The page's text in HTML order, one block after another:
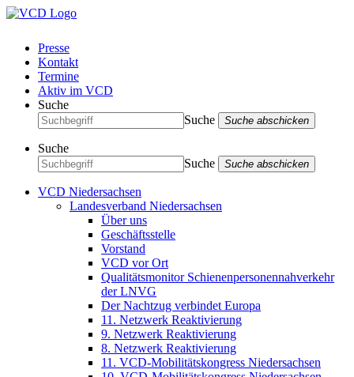
Presse
Kontakt
Termine
Aktiv im VCD
Suche
Suche
Suche abschicken
Suche
Suche
Suche abschicken
VCD Niedersachsen
Landesverband Niedersachsen
Über uns
Geschäftsstelle
Vorstand
VCD vor Ort
Qualitätsmonitor Schienenpersonennahverkehr
der LNVG
Der Nachtzug verbindet Europa
11. Netzwerk Reaktivierung
9. Netzwerk Reaktivierung
8. Netzwerk Reaktivierung
11. VCD-Mobilitätskongress Niedersachsen